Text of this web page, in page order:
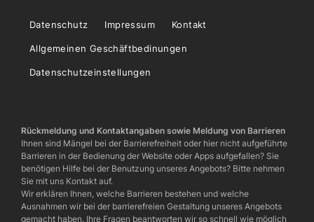
Datenschutz Impressum Kontakt
Allgemeinen Geschäftbedinungen
Datenschutzeinstellungen
Rückmeldung und Kontaktangaben sowie Meldung von Barrieren
Ihnen sind Mängel bei der Barrierefreiheit oder hier nicht aufgeführte
Barrieren in der Bedienung der Website oder Apps aufgefallen? Sie
benötigen Hilfe bei der Benutzung unseres Angebots? Bitte nehmen
Sie mit uns Kontakt auf.
Wir erklären Ihnen, welche Barrieren bestehen und welche
Ausnahmen wir bei der barrierefreien Gestaltung unseres Angebots
gemacht haben. Ihre Fragen beantworten wir so schnell wie möglich